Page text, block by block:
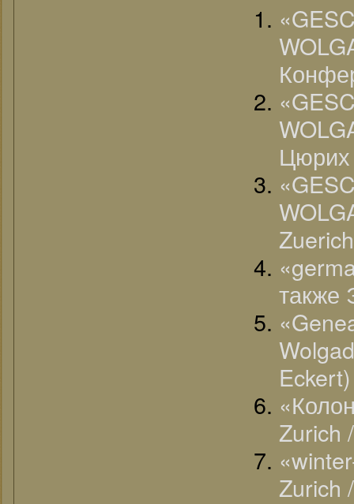
Цюрих
также
Zurich
Zurich